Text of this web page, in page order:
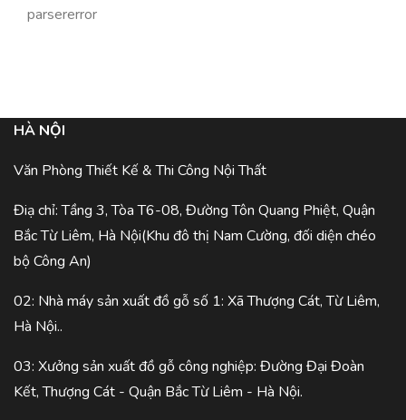
parsererror
HÀ NỘI
Văn Phòng Thiết Kế & Thi Công Nội Thất
Điạ chỉ: Tầng 3, Tòa T6-08, Đường Tôn Quang Phiệt, Quận
Bắc Từ Liêm, Hà Nội(Khu đô thị Nam Cường, đối diện chéo
bộ Công An)
02: Nhà máy sản xuất đồ gỗ số 1: Xã Thượng Cát, Từ Liêm,
Hà Nội..
03: Xưởng sản xuất đồ gỗ công nghiệp: Đường Đại Đoàn
Kết, Thượng Cát - Quận Bắc Từ Liêm - Hà Nội.